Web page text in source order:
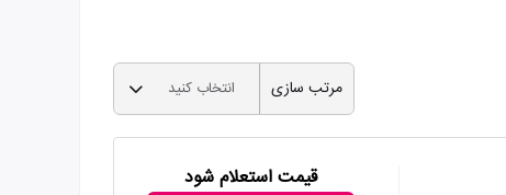
مرتب سازی انتخاب کنید
قیمت استعلام شود